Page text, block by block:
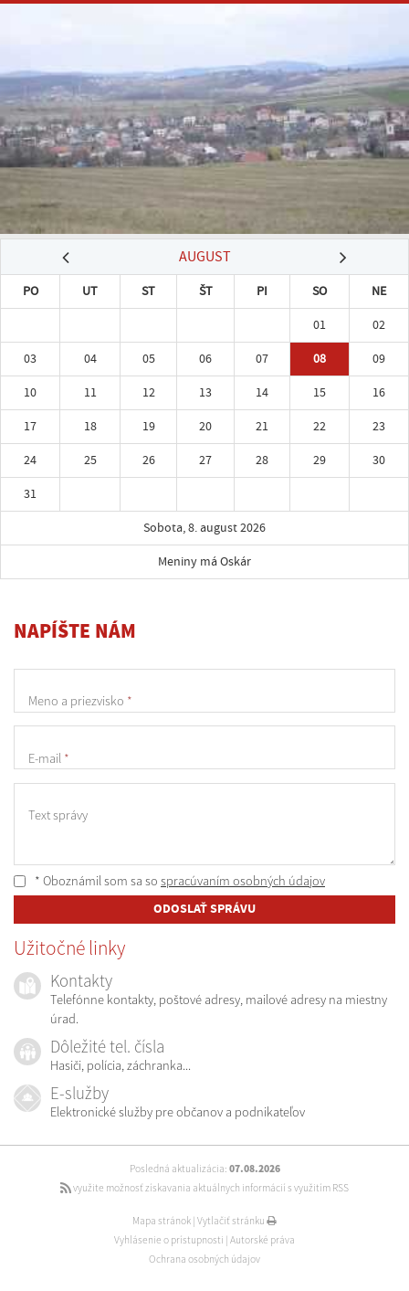
AUGUST
PO UT ST ŠT PI SO
NE
01
02
03
04 05 06 07 08
09
10
11 12 13 14 15
16
17
18 19 20 21 22
23
24
25 26 27 28 29
30
31
Sobota, 8. august 2026
Meniny má Oskár
NAPÍŠTE NÁM
Meno a priezvisko *
E-mail *
Text správy
* Oboznámil som sa so spracúvaním osobných údajov
ODOSLAŤ SPRÁVU
Užitočné linky
Kontakty
Telefónne kontakty, poštové adresy, mailové adresy na miestny
úrad.
Dôležité tel. čísla
Hasiči, polícia, záchranka...
E-služby
Elektronické služby pre občanov a podnikateľov
Posledná aktualizácia: 07.08.2026
využite možnosť získavania aktuálnych informácií s využitím RSS
Mapa stránok Vytlačiť stránku
Vyhlásenie o prístupnosti Autorské práva
Ochrana osobných údajov